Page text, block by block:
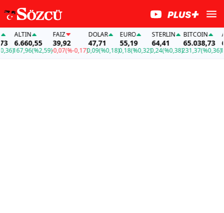
ALTIN
6.660,55
167,96(%2,59)
FAİZ
39,92
-0,07(%-0,17)
DOLAR
47,71
0,09(%0,18)
EURO
55,19
0,18(%0,32)
STERLIN
64,41
0,24(%0,38)
BITCOIN
65.038,73
231,37(%0,36)